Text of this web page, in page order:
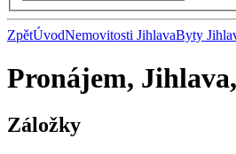
ZpětÚvodNemovitosti JihlavaByty
Pronájem,
Záložky